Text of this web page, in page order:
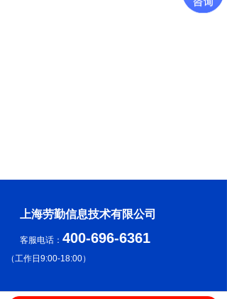
客服电话： 400-696-6361
（工作日9:00-18:00）
上海劳勤信息技术有限公司